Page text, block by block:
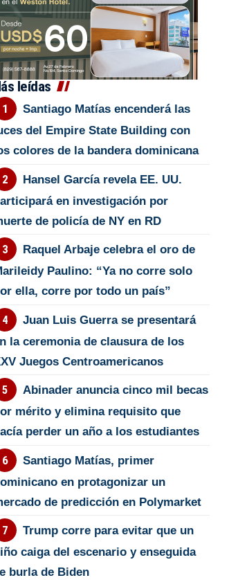
leídas
Santiago Matías encenderá las
del Empire State Building con
colores de la bandera dominicana
Hansel García revela EE. UU.
en investigación por
de policía de NY en RD
Raquel Arbaje celebra el oro de
Paulino: “Ya no corre solo
ella, corre por todo un país”
Juan Luis Guerra se presentará
la ceremonia de clausura de los
Juegos Centroamericanos
Abinader anuncia cinco mil becas
mérito y elimina requisito que
perder un año a los estudiantes
Santiago Matías, primer
en protagonizar un
de predicción en Polymarket
Trump corre para evitar que un
caiga del escenario y enseguida
burla de Biden